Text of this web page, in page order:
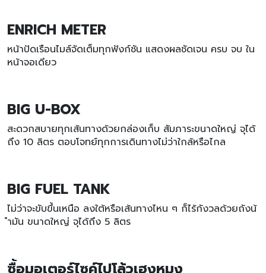
ENRICH METER
หน้าปัดเรือนไมล์จัดเต็มทุกฟังก์ชัน แสดงผลชัดเจน ครบ จบ ใน
หน้าจอเดียว
BIG U-BOX
สะดวกสบายทุกเส้นทางด้วยกล่องเก็บ สัมภาระขนาดใหญ่ จุได้
ถึง 10 ลิตร ตอบโจทย์ทุกการเดินทางไม่ว่าใกล้หรือไกล
BIG FUEL TANK
ไม่ว่าจะขับขึ้นเหนือ ลงใต้หรือเส้นทางไหน ๆ ก็ไร้กังวลด้วยถังน้
ำมัน ขนาดใหญ่ จุได้ถึง 5 ลิตร